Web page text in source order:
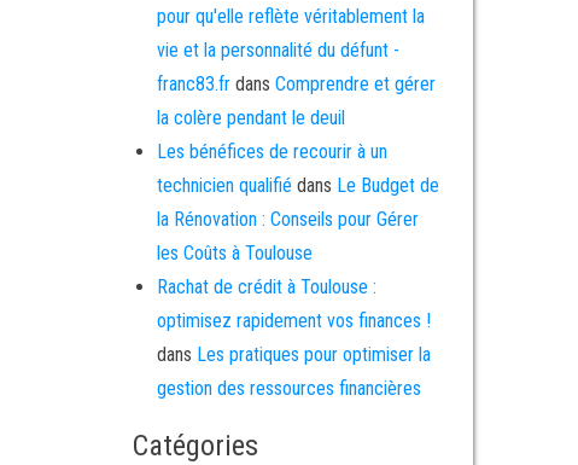
pour qu'elle reflète véritablement la
vie et la personnalité du défunt -
franc83.frdans Comprendre et gérer
la colère pendant le deuil
Les bénéfices de recourir à un
technicien qualifié dans Le Budget de
la Rénovation : Conseils pour Gérer
les Coûts à Toulouse
Rachat de crédit à Toulouse :
optimisez rapidement vos finances !
dans Les pratiques pour optimiser la
gestion des ressources financières
Catégories